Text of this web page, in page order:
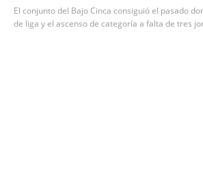
El conjunto del Bajo Cinca consiguió el pasado
de liga y el ascenso de categoría a falta de tres